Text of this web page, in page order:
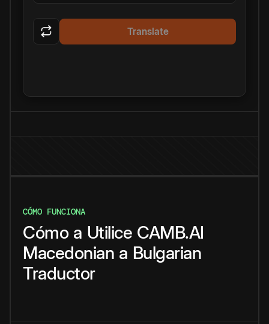
Translate
CÓMO FUNCIONA
Cómo a Utilice CAMB.AI
Macedonian a Bulgarian
Traductor